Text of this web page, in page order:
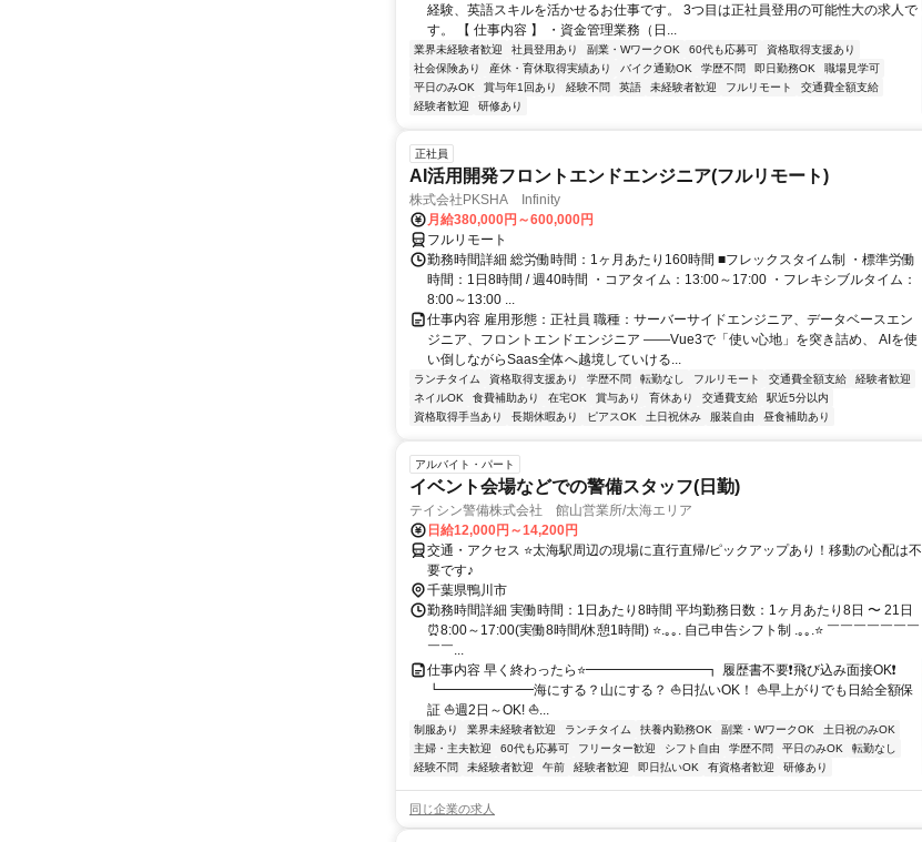
経験、英語スキルを活かせるお仕事です。 3つ目は正社員登用の可能性大の求人で
す。 【 仕事内容 】 ・資金管理業務（日...
業界未経験者歓迎 社員登用あり 副業・WワークOK 60代も応募可
資格取得支援あり
社会保険あり
産休・育休取得実績あり バイク通勤OK 学歴不問 即日勤務OK
職場見学可
平日のみOK
賞与年1回あり 経験不問 英語 未経験者歓迎 フルリモート
交通費全額支給
経験者歓迎
研修あり
正社員
AI活用開発フロントエンドエンジニア(フルリモート)
株式会社PKSHA Infinity
月給380,000円～600,000円
フルリモート
勤務時間詳細 総労働時間：1ヶ月あたり160時間 ■フレックスタイム制 ・標準労働
時間：1日8時間 / 週40時間 ・コアタイム：13:00～17:00 ・フレキシブルタイム：
8:00～13:00 ...
仕事内容 雇用形態：正社員 職種：サーバーサイドエンジニア、データベースエン
ジニア、フロントエンドエンジニア ――Vue3で「使い心地」を突き詰め、 AIを使
い倒しながらSaas全体へ越境していける...
ランチタイム 資格取得支援あり 学歴不問 転勤なし フルリモート 交通費全額支給
経験者歓迎
ネイルOK
食費補助あり 在宅OK 賞与あり 育休あり 交通費支給
駅近5分以内
資格取得手当あり
長期休暇あり ピアスOK 土日祝休み 服装自由 昼食補助あり
アルバイト・パート
イベント会場などでの警備スタッフ(日勤)
テイシン警備株式会社 館山営業所/太海エリア
日給12,000円～14,200円
交通・アクセス ⭐太海駅周辺の現場に直行直帰/ピックアップあり！移動の心配は不
要です♪
千葉県鴨川市
勤務時間詳細 実働時間：1日あたり8時間 平均勤務日数：1ヶ月あたり8日 〜 21日
⏰8:00～17:00(実働8時間/休憩1時間) ⭐.｡｡. 自己申告シフト制 .｡｡.⭐ ￣￣￣￣￣￣￣
￣￣...
仕事内容 早く終わったら⭐━━━━━━━━━┓ 履歴書不要❗飛び込み面接OK❗
┗━━━━━━━海にする？山にする？ ⛵日払いOK！ ⛵早上がりでも日給全額保
証 ⛵週2日～OK! ⛵...
制服あり 業界未経験者歓迎 ランチタイム 扶養内勤務OK 副業・WワークOK
土日祝のみOK
主婦・主夫歓迎
60代も応募可 フリーター歓迎 シフト自由 学歴不問 平日のみOK
転勤なし
経験不問
未経験者歓迎 午前 経験者歓迎 即日払いOK 有資格者歓迎 研修あり
同じ企業の求人